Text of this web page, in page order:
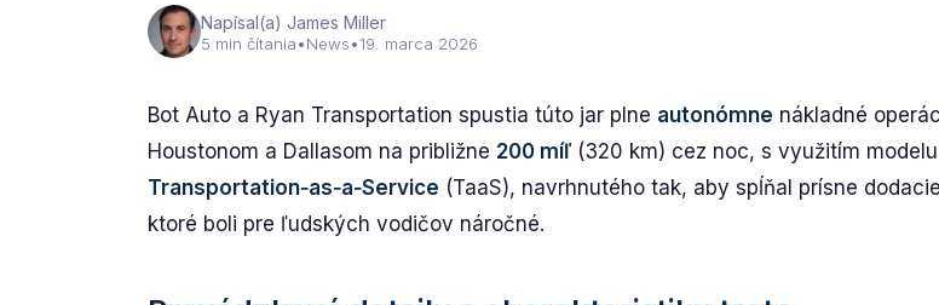
Napísal(a) James Miller
5 min čítania•News•19. marca 2026
Bot Auto a Ryan Transportation spustia túto jar plne autonómne nákladné
Houstonom a Dallasom na približne 200 míľ(320 km) cez noc, s využitím modelu
Transportation‑as‑a‑Service (TaaS), navrhnutého tak, aby spĺňal prísne
ktoré boli pre ľudských vodičov náročné.